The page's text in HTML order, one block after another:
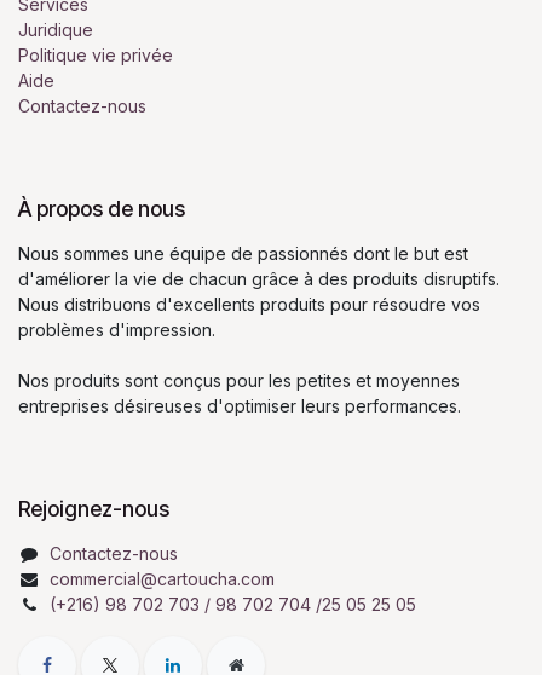
Services
Juridique
Politique vie privée
Aide
Contactez-nous
À propos de nous
Nous sommes une équipe de passionnés dont le but est
d'améliorer la vie de chacun grâce à des produits disruptifs.
Nous distribuons d'excellents produits pour résoudre vos
problèmes d'impression.
Nos produits sont conçus pour les petites et moyennes
entreprises désireuses d'optimiser leurs performances.
Rejoignez-nous
Contactez-nous
commercial@cartoucha.com
(+216) 98 702 703 / 98 702 704 /25 05 25 05